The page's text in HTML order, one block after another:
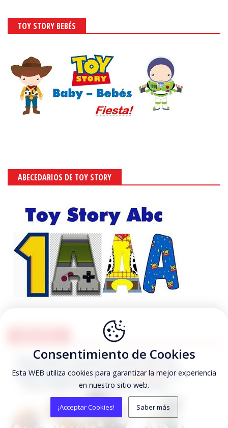
TOY STORY BEBÉS
ABECEDARIOS DE TOY STORY
Consentimiento de Cookies
Esta WEB utiliza cookies para garantizar la mejor experiencia
en nuestro sitio web.
¡Acceptar Cookies! Saber más